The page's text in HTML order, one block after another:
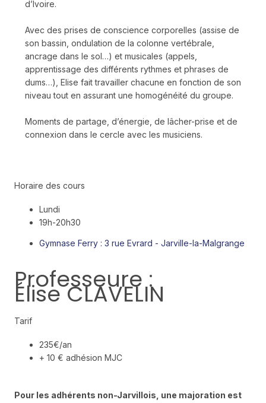
d’Ivoire.
Avec des prises de conscience corporelles (assise de
son bassin, ondulation de la colonne vertébrale,
ancrage dans le sol…) et musicales (appels,
apprentissage des différents rythmes et phrases de
dums…), Elise fait travailler chacune en fonction de son
niveau tout en assurant une homogénéité du groupe.
Moments de partage, d’énergie, de lâcher-prise et de
connexion dans le cercle avec les musiciens.
Horaire des cours
Lundi
19h-20h30
Gymnase Ferry : 3 rue Evrard - Jarville-la-Malgrange
Professeure :
Élise CLAVELIN
Tarif
235€/an
+ 10 € adhésion MJC
Pour les adhérents non-Jarvillois, une majoration est